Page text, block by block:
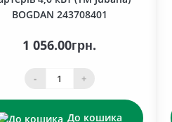
BOGDAN 243708401
1 056.00грн.
- +
До кошика